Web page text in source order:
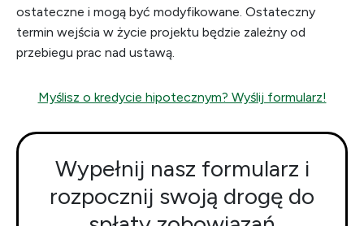
ostateczne i mogą być modyfikowane. Ostateczny
termin wejścia w życie projektu będzie zależny od
przebiegu prac nad ustawą.
Myślisz o kredycie hipotecznym? Wyślij formularz!
Wypełnij nasz formularz i
rozpocznij swoją drogę do